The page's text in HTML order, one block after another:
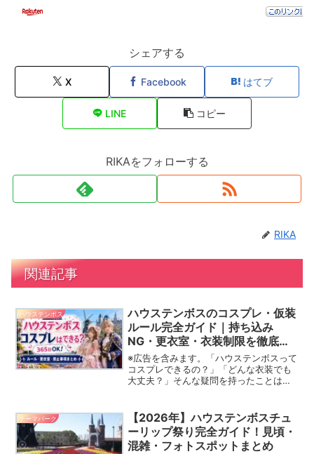
シェアする
X Facebook はてブ
LINE コピー
RIKAをフォローする
RIKA
関連記事
ハウステンボス
ハウステンボスのコスプレ・仮装
ルール完全ガイド｜持ち込み
NG・更衣室・衣装制限を徹底解
説
※広告を含みます。「ハウステンボスって
コスプレできるの？」「どんな衣装でも
大丈夫？」そんな疑問を持ったことはあ
ークです。ヨーロッパの街並みを背景に
衣装を楽しめるとあ...
テーマパーク
【2026年】ハウステンボスチュ
ーリップ祭り完全ガイド！見頃・
混雑・フォトスポットまとめ